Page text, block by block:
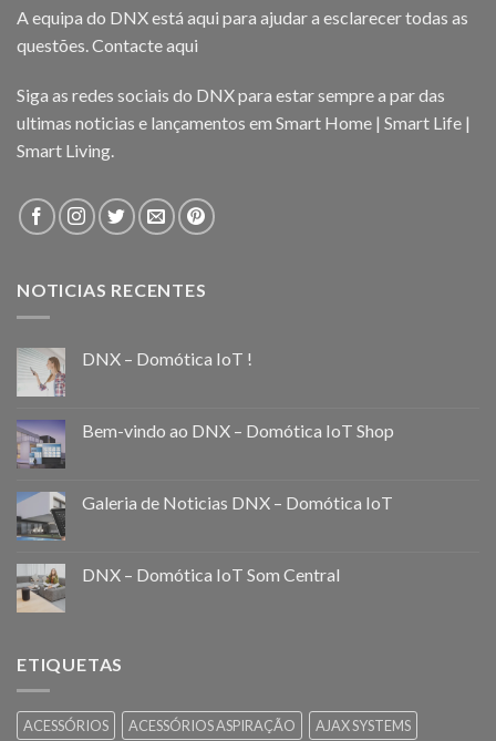
A equipa do DNX está aqui para ajudar a esclarecer todas as
questões. Contacte aqui
Siga as redes sociais do DNX para estar sempre a par das
ultimas noticias e lançamentos em Smart Home | Smart Life |
Smart Living.
NOTICIAS RECENTES
DNX – Domótica IoT !
Bem-vindo ao DNX – Domótica IoT Shop
Galeria de Noticias DNX – Domótica IoT
DNX – Domótica IoT Som Central
ETIQUETAS
ACESSÓRIOS ACESSÓRIOS ASPIRAÇÃO
AJAX SYSTEMS